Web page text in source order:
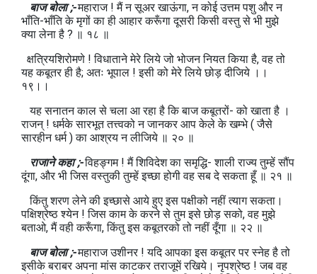
बाज बोला ;-महाराज ! मैं न सूअर खाऊंगा, न कोई उत्तम पशु और न
भाँति-भाँति के मृगों का ही आहार करूँगा दूसरी किसी वस्तु से भी मुझे
क्या लेना है ? ॥ १८ ॥
क्षत्रियशिरोमणे ! विधाताने मेरे लिये जो भोजन नियत किया है, वह तो
यह कबूतर ही है; अतः भूपाल ! इसी को मेरे लिये छोड़ दीजिये ।।
१९।।
यह सनातन काल से चला आ रहा है कि बाज कबूतरों- को खाता है ।
राजन् ! धर्मके सारभूत तत्त्वको न जानकर आप केले के खम्भे ( जैसे
सारहीन धर्म ) का आश्रय न लीजिये ॥ २० ॥
राजाने कहा ;-विहङ्गम ! मैं शिविदेश का समृद्धि- शाली राज्य तुम्हें सौंप
दूंगा, और भी जिस वस्तुकी तुम्हें इच्छा होगी वह सब दे सकता हूँ ॥ २१ ॥
किंतु शरण लेने की इच्छासे आये हुए इस पक्षीको नहीं त्याग सकता।
पक्षिश्रेष्ठ श्येन ! जिस काम के करने से तुम इसे छोड़ सको, वह मुझे
बताओ, मैं वही करूँगा, किंतु इस कबूतरको तो नहीं दूँगा ॥ २२ ॥
बाज बोला ;-महाराज उशीनर ! यदि आपका इस कबूतर पर स्नेह है तो
इसीके बराबर अपना मांस काटकर तराजूमें रखिये। नृपश्रेष्ठ ! जब वह